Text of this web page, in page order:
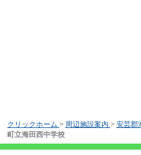
クリックホーム > 周辺施設案内 > 安芸郡
町立海田西中学校